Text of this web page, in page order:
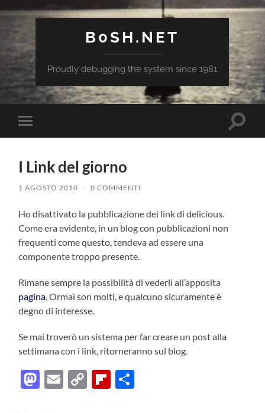
B0SH.NET
Proudly debugging the system since 1981
Attiva/disattiva
il
sui
dispositivi
I Link del giorno
1 AGOSTO 2010 / 0 COMMENTI
Ho disattivato la pubblicazione dei link di delicious.
Come era evidente, in un blog con pubblicazioni non
frequenti come questo, tendeva ad essere una
componente troppo presente.
Rimane sempre la possibilità di vederli all’apposita
pagina . Ormai son molti, e qualcuno sicuramente è
degno di interesse.
Se mai troverò un sistema per far creare un post alla
settimana con i link, ritorneranno sul blog.
Mastodon
EmailCopyFlipboard